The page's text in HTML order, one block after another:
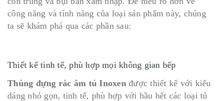
công năng và tính năng của loại sản phẩm này, chúng
ta sẽ khám phá qua các phần sau:
Thiết kế tinh tế, phù hợp mọi không gian bếp
Thùng đựng rác âm tủ Inoxen được thiết kế với kiểu
dáng nhỏ gọn, tinh tế, phù hợp với hầu hết các loại tủ